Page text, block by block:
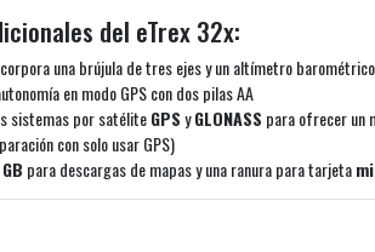
del eTrex 32x:
una brújula de tres ejes y un altímetro barométrico
en modo GPS con dos pilas AA
sistemas por satéliteGPSyGLONASS para ofrecer un
con solo usar GPS)
para descargas de mapas y una ranura para tarjeta